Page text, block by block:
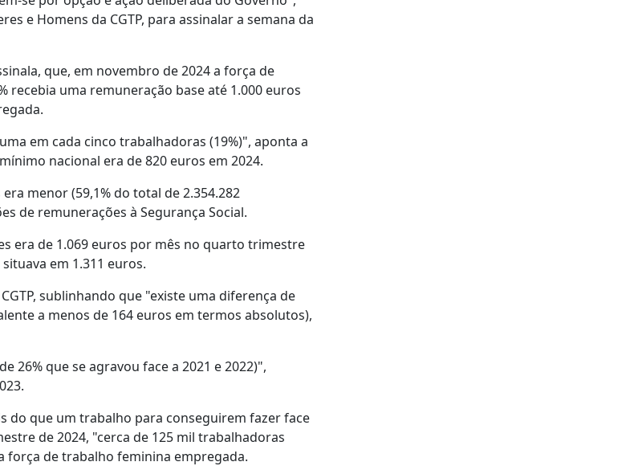
e Homens da CGTP, para assinalar a semana da
que, em novembro de 2024 a força de
recebia uma remuneração base até 1.000 euros
em cada cinco trabalhadoras (19%)", aponta a
nacional era de 820 euros em 2024.
menor (59,1% do total de 2.354.282
de remunerações à Segurança Social.
era de 1.069 euros por mês no quarto trimestre
em 1.311 euros.
sublinhando que "existe uma diferença de
a menos de 164 euros em termos absolutos),
26% que se agravou face a 2021 e 2022)",
do que um trabalho para conseguirem fazer face
de 2024, "cerca de 125 mil trabalhadoras
força de trabalho feminina empregada.